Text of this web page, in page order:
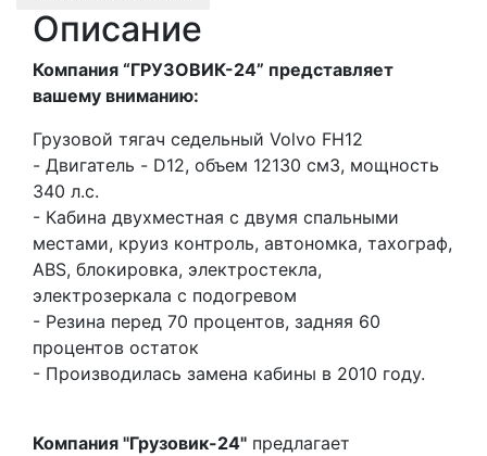
Описание
Компания “ГРУЗОВИК-24” представляет
вашему вниманию:
Грузовой тягач седельный Volvo FH12
- Двигатель - D12, объем 12130 см3, мощность
340 л.с.
- Кабина двухместная с двумя спальными
местами, круиз контроль, автономка, тахограф,
ABS, блокировка, электростекла,
электрозеркала с подогревом
- Резина перед 70 процентов, задняя 60
процентов остаток
- Производилась замена кабины в 2010 году.
Компания "Грузовик-24" предлагает